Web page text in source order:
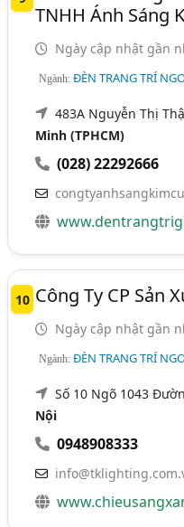
TNHH Ánh Sáng
Ngày cập nhật gần
Ngành:ĐÈN TRANG TRÍ
483A Nguyễn Thị
Minh (TPHCM)
(028) 22292666
10 Công Ty CP Sản
Ngày cập nhật gần
Ngành:ĐÈN TRANG TRÍ
Số 10 Ngõ 1043
Nội
0948908333